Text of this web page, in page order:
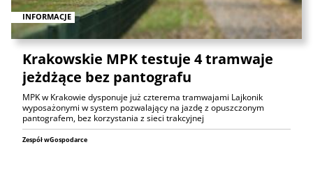
INFORMACJE
Krakowskie MPK testuje 4 tramwaje
jeżdżące bez pantografu
MPK w Krakowie dysponuje już czterema tramwajami Lajkonik
wyposażonymi w system pozwalający na jazdę z opuszczonym
pantografem, bez korzystania z sieci trakcyjnej
Zespół wGospodarce